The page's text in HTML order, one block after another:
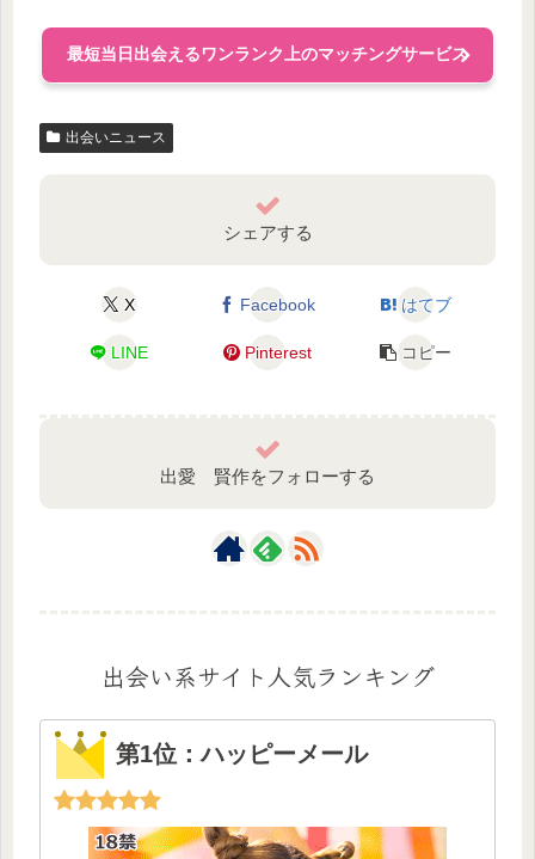
最短当日出会えるワンランク上のマッチングサービス
出会いニュース
シェアする
X Facebook はてブ
LINE Pinterest コピー
出愛 賢作をフォローする
出会い系サイト人気ランキング
第1位：ハッピーメール